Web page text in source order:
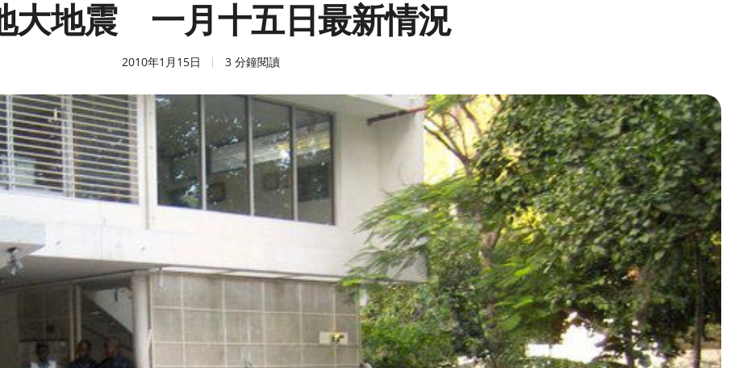
大地震 一月十五日最新情況
2010年1月15日 3 分鐘閱讀